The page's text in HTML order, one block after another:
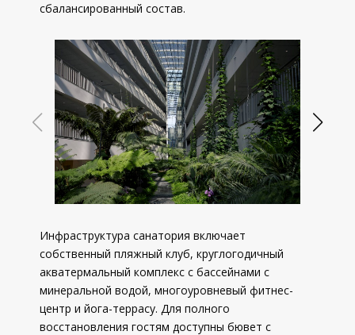
сбалансированный состав.
Инфраструктура санатория включает
собственный пляжный клуб, круглогодичный
акватермальный комплекс с бассейнами с
минеральной водой, многоуровневый фитнес-
центр и йога-террасу. Для полного
восстановления гостям доступны бювет с